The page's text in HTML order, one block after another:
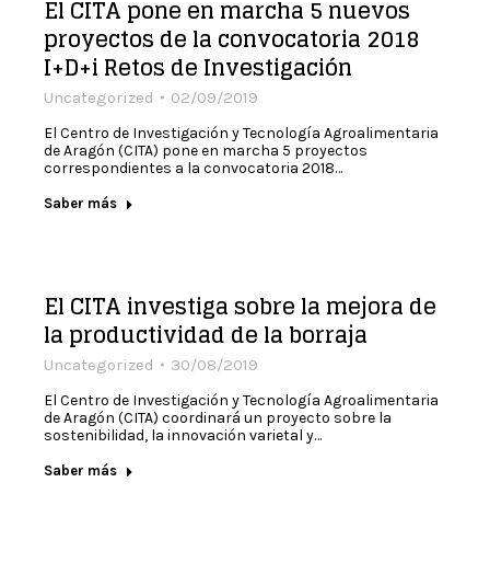
El CITA pone en marcha 5 nuevos
proyectos de la convocatoria 2018
I+D+i Retos de Investigación
Uncategorized 02/09/2019
El Centro de Investigación y Tecnología Agroalimentaria
de Aragón (CITA) pone en marcha 5 proyectos
correspondientes a la convocatoria 2018…
Saber más
El CITA investiga sobre la mejora de
la productividad de la borraja
Uncategorized 30/08/2019
El Centro de Investigación y Tecnología Agroalimentaria
de Aragón (CITA) coordinará un proyecto sobre la
sostenibilidad, la innovación varietal y…
Saber más